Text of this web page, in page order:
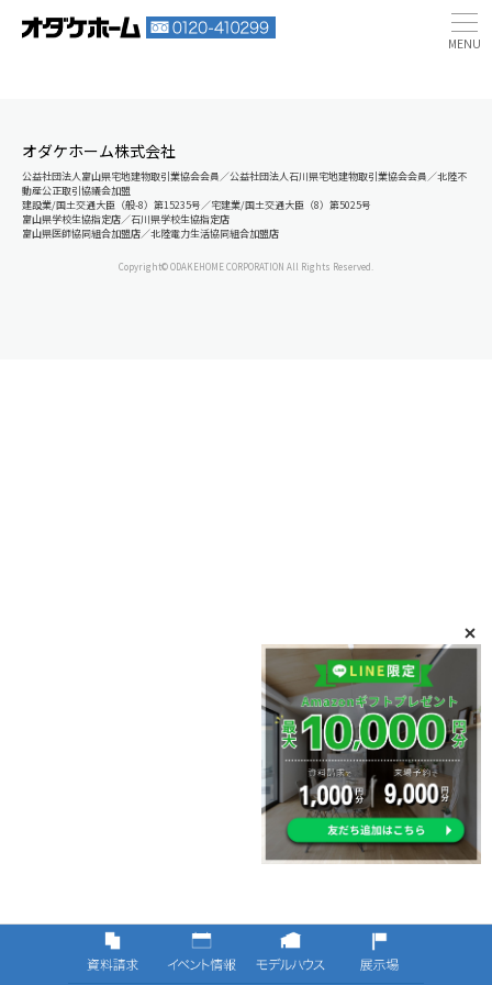
オダケホーム株式会社
公益社団法人富山県宅地建物取引業協会会員／公益社団法人石川県宅地建物取引業協会会員／北陸不
動産公正取引協議会加盟
建設業/国土交通大臣（般-8）第15235号／宅建業/国土交通大臣（8）第5025号
富山県学校生協指定店／石川県学校生協指定店
富山県医師協同組合加盟店／北陸電力生活協同組合加盟店
Copyright© ODAKEHOME CORPORATION All Rights Reserved.